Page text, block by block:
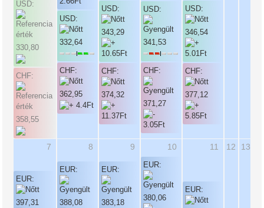
USD:
330,80
CHF:
358,55
USD:
332,64
CHF:
362,95
USD:
343,29
CHF:
374,32
USD:
341,53
CHF:
371,27
USD:
346,54
CHF:
377,12
7
EUR:
397,31
8
EUR:
388,08
9
EUR:
383,18
10
EUR:
380,06
11
EUR:
12 13